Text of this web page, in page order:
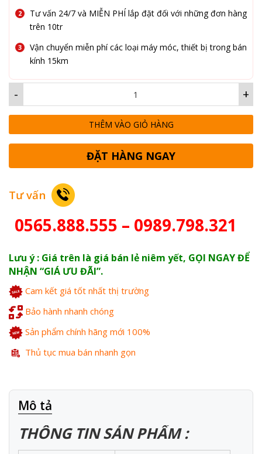
Tư vấn 24/7 và MIỄN PHÍ lắp đặt đối với những đơn hàng
trên 10tr
Vận chuyển miễn phí các loại máy móc, thiết bị trong bán
kính 15km
+
-
THÊM VÀO GIỎ HÀNG
ĐẶT HÀNG NGAY
Tư vấn
0565.888.555 – 0989.798.321
Lưu ý : Giá trên là giá bán lẻ niêm yết, GỌI NGAY ĐỂ
NHẬN “GIÁ ƯU ĐÃI”.
Cam kết giá tốt nhất thị trường
Bảo hành nhanh chóng
Sản phẩm chính hãng mới 100%
Thủ tục mua bán nhanh gọn
Mô tả
THÔNG TIN SẢN PHẨM :